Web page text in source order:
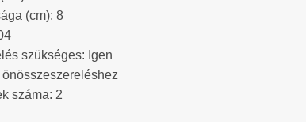
(cm): 8
szükséges: Igen
száma: 2